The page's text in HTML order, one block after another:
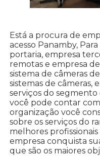
Está a procura de
acesso Panamby,
portaria, empresa
remotas e empresa
sistema de câmeras
sistemas de câmeras,
serviços do segmento
você pode contar com
organização você
sobre os serviços do
melhores profissionais
empresa conquista
que são os maiores